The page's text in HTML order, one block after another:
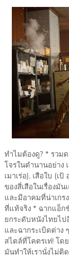
ทำไมต้องดู? * รวม
โจรในตำนานอย่าง
เมาเร่อ), เสือใบ (เ
ของสี่เสือในเรื่องมั
และมีอาคมที่น่าเกร
ที่แท้จริง * ฉากแอ็ก
ยกระดับหนังไทยไป
และฉากระเบิดต่าง
สไตล์ที่โคตรเท่! โด
มันทำให้เรานั่งไม่ติด